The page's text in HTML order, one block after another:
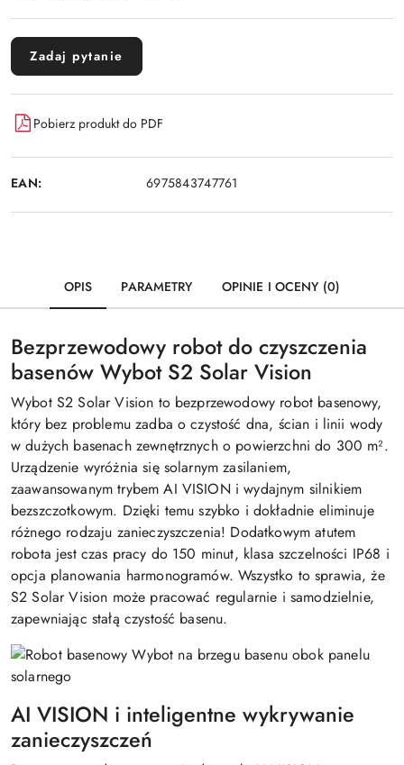
Zadaj pytanie
Pobierz produkt do PDF
EAN: 6975843747761
OPIS PARAMETRY OPINIE I OCENY (0)
Bezprzewodowy robot do czyszczenia
basenów Wybot S2 Solar Vision
Wybot S2 Solar Vision to bezprzewodowy robot basenowy,
który bez problemu zadba o czystość dna, ścian i linii wody
w dużych basenach zewnętrznych o powierzchni do 300 m².
Urządzenie wyróżnia się solarnym zasilaniem,
zaawansowanym trybem AI VISION i wydajnym silnikiem
bezszczotkowym. Dzięki temu szybko i dokładnie eliminuje
różnego rodzaju zanieczyszczenia! Dodatkowym atutem
robota jest czas pracy do 150 minut, klasa szczelności IP68 i
opcja planowania harmonogramów. Wszystko to sprawia, że
S2 Solar Vision może pracować regularnie i samodzielnie,
zapewniając stałą czystość basenu.
AI VISION i inteligentne wykrywanie
zanieczyszczeń